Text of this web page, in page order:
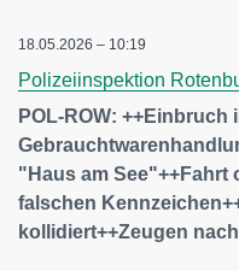
18.05.2026 – 10:19
Polizeiinspektion
POL-ROW: ++Einbruch
"Haus am See"++Fahrt
falschen
kollidiert++Zeugen